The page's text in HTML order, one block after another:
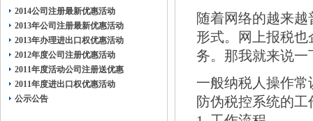
2014公司注册最新优惠活动
2013年公司注册最新优惠活动
2013年办理进出口权优惠活动
2012年度公司注册优惠活动
2011年度活动公司注册送优惠
2011年度进出口权优惠活动
公示公告
随着网络的越来
形式。网上报税
务。那我就来说
一般纳税人操作常
防伪税控系统的工